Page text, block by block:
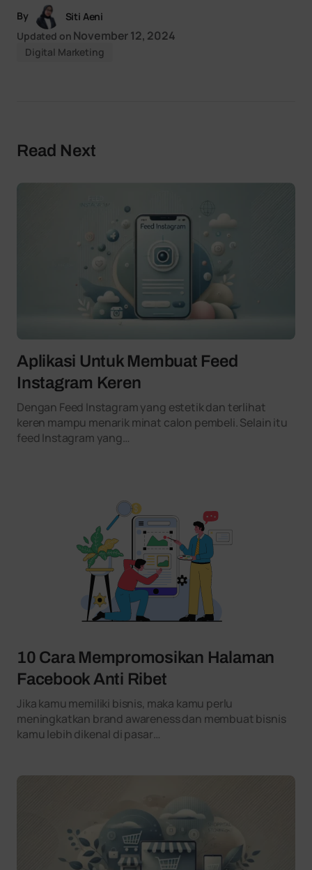
By
Siti Aeni
Updated on November 12, 2024
Digital Marketing
Read Next
Aplikasi Untuk Membuat Feed
Instagram Keren
Dengan Feed Instagram yang estetik dan terlihat
keren mampu menarik minat calon pembeli. Selain itu
feed Instagram yang…
10 Cara Mempromosikan Halaman
Facebook Anti Ribet
Jika kamu memiliki bisnis, maka kamu perlu
meningkatkan brand awareness dan membuat bisnis
kamu lebih dikenal di pasar…